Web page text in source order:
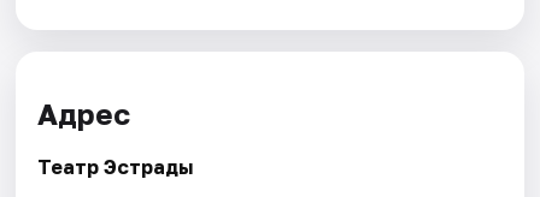
Адрес
Театр Эстрады